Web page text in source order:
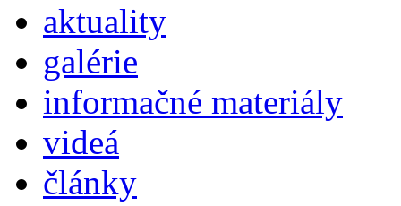
aktuality
galérie
informačné materiály
videá
články